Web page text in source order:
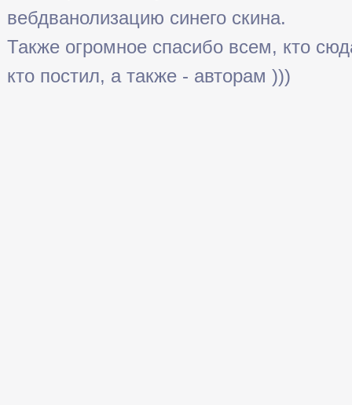
вебдванолизацию синего скина.
Также огромное спасибо всем, кто
кто постил, а также - авторам )))